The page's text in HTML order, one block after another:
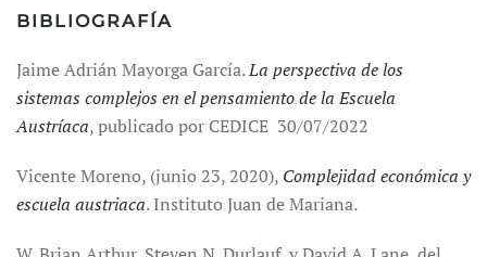
BIBLIOGRAFÍA
Jaime Adrián Mayorga García.La perspectiva de los
sistemas complejos en el pensamiento de la Escuela
Austríaca, publicado por CEDICE 30/07/2022
Vicente Moreno, (junio 23, 2020), Complejidad económica y
escuela austriaca. Instituto Juan de Mariana.